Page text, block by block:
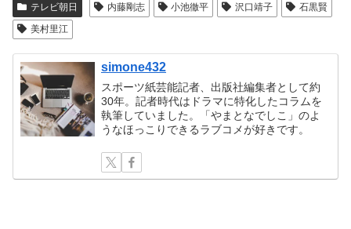
テレビ朝日 内藤剛志 小池徹平 沢口靖子
石黒賢
美村里江
simone432
スポーツ紙芸能記者、出版社編集者として約
30年。記者時代はドラマに特化したコラムを
執筆していました。「やまとなでしこ」のよ
うなほっこりできるラブコメが好きです。